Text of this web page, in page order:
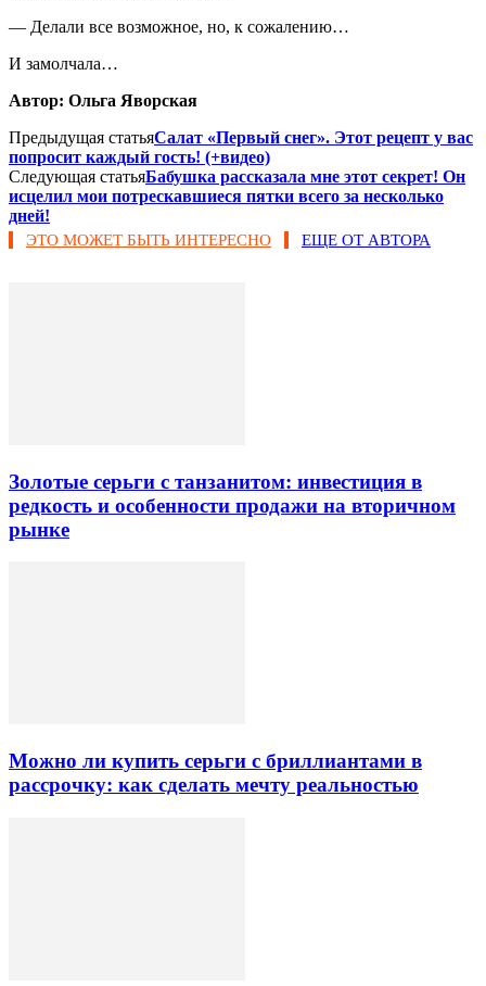
— Делали все возможное, но, к сожалению…
И замолчала…
Автор: Ольга Яворская
Предыдущая статьяСалат «Первый снег». Этот рецепт у вас
попросит каждый гость! (+видео)
Следующая статьяБабушка рассказала мне этот секрет! Он
исцелил мои потрескавшиеся пятки всего за несколько
дней!
ЭТО МОЖЕТ БЫТЬ ИНТЕРЕСНО ЕЩЕ ОТ АВТОРА
Золотые серьги с танзанитом: инвестиция в
редкость и особенности продажи на вторичном
рынке
Можно ли купить серьги с бриллиантами в
рассрочку: как сделать мечту реальностью